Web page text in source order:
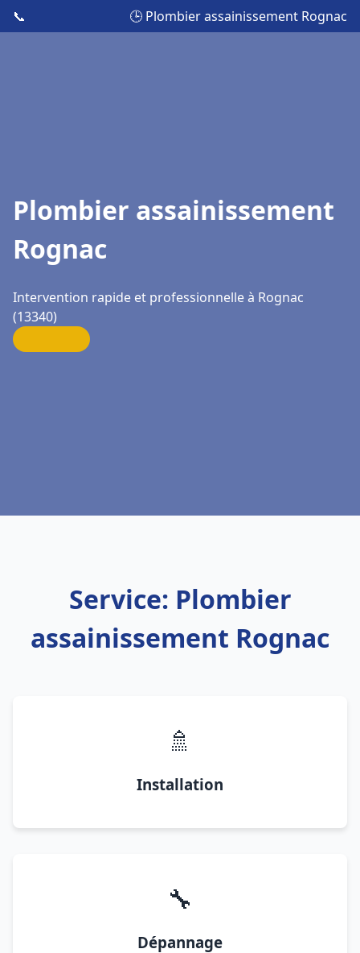
📞 🕒 Plombier assainissement Rognac
Plombier assainissement
Rognac
Intervention rapide et professionnelle à Rognac
(13340)
Service: Plombier
assainissement Rognac
🚿
Installation
🔧
Dépannage